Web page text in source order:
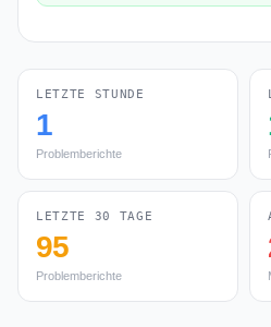
LETZTE STUNDE
1
Problemberichte
LETZTE 30 TAGE
95
Problemberichte